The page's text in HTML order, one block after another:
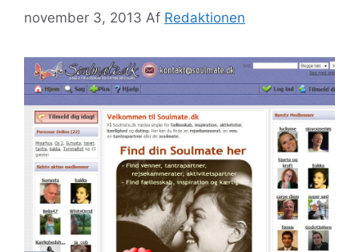
november 3, 2013 Af Redaktionen